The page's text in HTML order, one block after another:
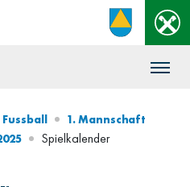
Fussball
1. Mannschaft
Spielkalender